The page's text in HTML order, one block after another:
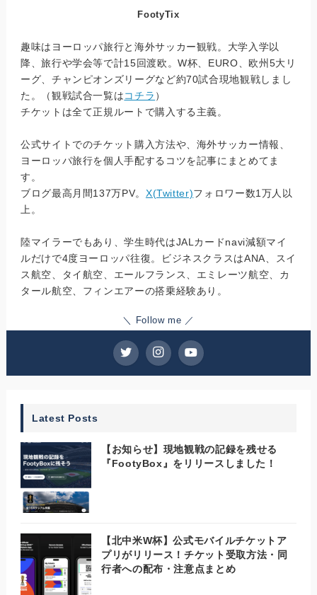
FootyTix
趣味はヨーロッパ旅行と海外サッカー観戦。大学入学以
降、旅行や学会等で計15回渡欧。W杯、EURO、欧州5大リ
ーグ、チャンピオンズリーグなど約70試合現地観戦しまし
た。（観戦試合一覧はコチラ ）
チケットは全て正規ルートで購入する主義。
公式サイトでのチケット購入方法や、海外サッカー情報、
ヨーロッパ旅行を個人手配するコツを記事にまとめてま
す。
ブログ最高月間137万PV。 X(Twitter)フォロワー数1万人以
上。
陸マイラーでもあり、学生時代はJALカードnavi減額マイ
ルだけで4度ヨーロッパ往復。ビジネスクラスはANA、スイ
ス航空、タイ航空、エールフランス、エミレーツ航空、カ
タール航空、フィンエアーの搭乗経験あり。
＼ Follow me ／
Latest Posts
【お知らせ】現地観戦の記録を残せる
『FootyBox』をリリースしました！
【北中米W杯】公式モバイルチケットア
プリがリリース！チケット受取方法・同
行者への配布・注意点まとめ